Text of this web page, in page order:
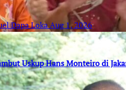
Dapa LokaAug 1, 2026
Uskup Hans Monteiro di